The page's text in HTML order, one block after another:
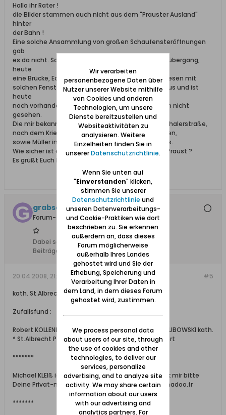
Hallo ihr Rater !
die Bilder stammen auch nicht aus dem "Prauster Ausland"
hinter
der Bahn !
Eine solche Ansammlung von großen Schaufensteröffnungen
gab
es da nicht. Schellner hinter dem damaligen Bahnübergang,
heute
eine Brücke, Ecke Wiesenweg, war das größte Anwesen mit
solchen Fensteröffnungen. Aber das sah anders aus und ist
heute
noch vorhanden. Den Briefkasten habe ich da auch nicht
gesehen.
Die mir bekannten Geschäfte Grahl in der Müggenhalerstraße,
nach dem Kriege wegen Straßenführung abgerissen,
sowie Müller in der Werderstraße sahen anders aus.
Wie sicher ist die Behauptung es seien Bilder aus Praust ?
Es grüßt Euch Erwin Völz
grabschau, + 06.11.2012
Forum-Teilnehmer
Dabei seit:
10.02.2008
Beiträge:
#5
20.04.2008, 21:12
kath. St.Albrecht PRAUST
Zufallsfund :
Robert KOLLENDT-Händler- luth. °° Augustine KASHUBOWSKI kath.
* St.Albrecht Pfarrdorf am 25.1. ~ 7.2.1868 Otto Robert
*******
Michael KLEIß ich habe Dich nicht vergessen, schick mir bitte
Deine Privat-mail-Adresse zu : jossin.alain(at)wanadoo.fr
*******
Wir verarbeiten
personenbezogene Daten über
Nutzer unserer Website mithilfe
von Cookies und anderen
Technologien, um unsere
Dienste bereitzustellen und
Websiteaktivitäten zu
analysieren. Weitere
Einzelheiten finden Sie in
unsererDatenschutzrichtlinie.
Wenn Sie unten auf
"Einverstanden" klicken,
stimmen Sie unserer
Datenschutzrichtlinie und
unseren Datenverarbeitungs-
und Cookie-Praktiken wie dort
beschrieben zu. Sie erkennen
außerdem an, dass dieses
Forum möglicherweise
außerhalb Ihres Landes
gehostet wird und Sie der
Erhebung, Speicherung und
Verarbeitung Ihrer Daten in
dem Land, in dem dieses Forum
gehostet wird, zustimmen.
We process personal data
about users of our site, through
the use of cookies and other
technologies, to deliver our
services, personalize
advertising, and to analyze site
activity. We may share certain
information about our users
with our advertising and
analytics partners. For